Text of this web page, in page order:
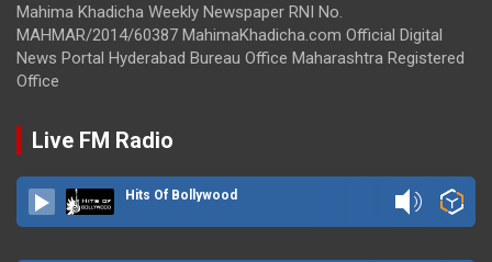
Mahima Khadicha Weekly Newspaper RNI No.
MAHMAR/2014/60387 MahimaKhadicha.com Official Digital
News Portal Hyderabad Bureau Office Maharashtra Registered
Office
Live FM Radio
Hits Of Bollywood